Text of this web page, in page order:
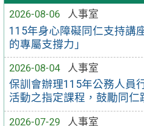
2026-08-06
人事室
115年身心障礙同仁支持講
的專屬支撐力」
2026-08-04
人事室
保訓會辦理115年公務人員
活動之指定課程，鼓勵同仁
2026-07-29
人事室